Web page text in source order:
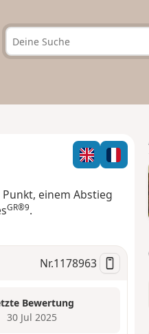
einem Abstieg
GR®9.
Nr.1178963
Bewertung
30 Jul 2025